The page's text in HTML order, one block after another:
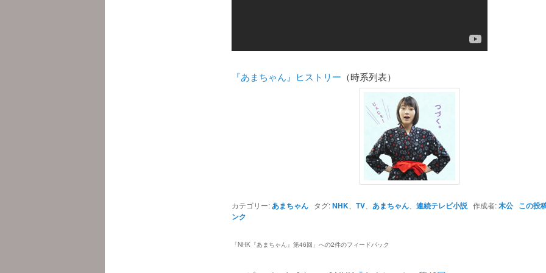
『あまちゃん』ヒストリー （時系列表）
カテゴリー: あまちゃんタグ:NHK TV、 あまちゃん、 連続テレビ小説作成者:木公 この投
ンク
「NHK『あまちゃん』第46回 」への2件のフィードバック